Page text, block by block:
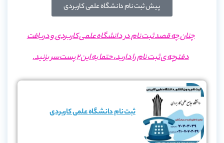
پیش ثبت نام دانشگاه علمی کاربردی
چنان چه قصد ثبت نام در دانشگاه علمی کاربردی و دریافت
دفترچه ی ثبت نام را دارید، حتما به این 2 پست سر بزنید.
ثبت نام دانشگاه علمی کاربردی